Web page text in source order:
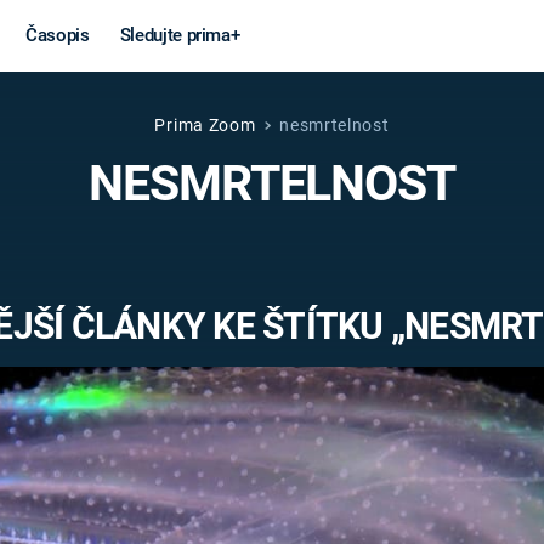
Časopis Sledujte prima+
Věda a
technika
MARS
Války
VÁLEČNÉ
Záhady a
Prima Zoom nesmrtelnost
NESMRTELNOST
ČLÁNKY KE ŠTÍTKU